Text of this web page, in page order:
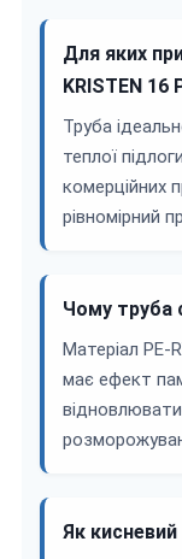
Для яких
KRISTEN 16
Труба
теплої
комерційних
рівномірний
Чому труба
Матеріал PE-
має ефект
Як кисневий